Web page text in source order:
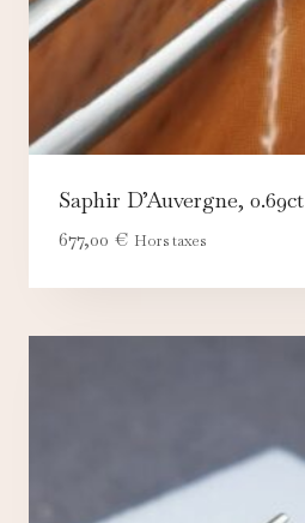
Saphir D’Auvergne, 0.69ct
677,00 € Hors taxes